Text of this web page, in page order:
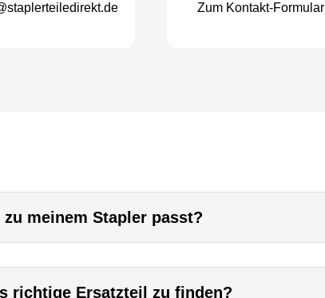
Zum Kontakt-Formular
meinem Stapler passt?
richtige Ersatzteil zu finden?